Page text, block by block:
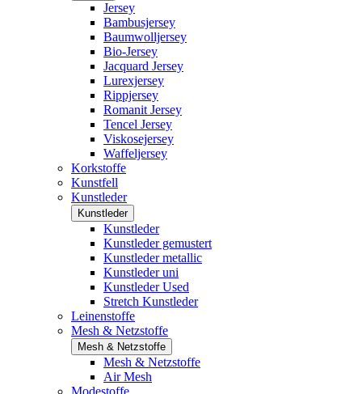
Jersey
Bambusjersey
Baumwolljersey
Bio-Jersey
Jacquard Jersey
Lurexjersey
Rippjersey
Romanit Jersey
Tencel Jersey
Viskosejersey
Waffeljersey
Korkstoffe
Kunstfell
Kunstleder
Kunstleder
Kunstleder
Kunstleder gemustert
Kunstleder metallic
Kunstleder uni
Kunstleder Used
Stretch Kunstleder
Leinenstoffe
Mesh & Netzstoffe
Mesh & Netzstoffe
Mesh & Netzstoffe
Air Mesh
Modestoffe